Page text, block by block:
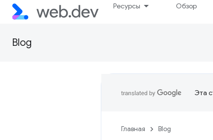
Ресурсы Обзор
Blog
Эта
Главная Blog